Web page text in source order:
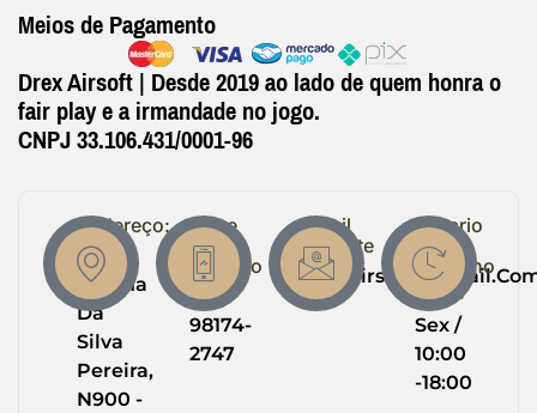
Meios de Pagamento
Drex Airsoft | Desde 2019 ao lado de quem honra o
fair play e a irmandade no jogo.
CNPJ 33.106.431/0001-96
Endereço:
R.
Helena
Da
Silva
Pereira,
N900 -
Entre
em
Contato
(64)
98174-
2747
Email
Suporte
Horario
de
Trabalho
Seg -
Sex /
10:00
-18:00